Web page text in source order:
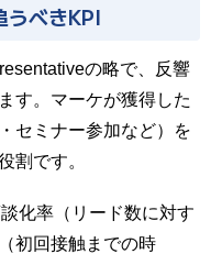
うべきKPI
の略で、反響
す。マーケが獲得した
セミナー参加など）を
割です。
化率（リード数に対す
初回接触までの時